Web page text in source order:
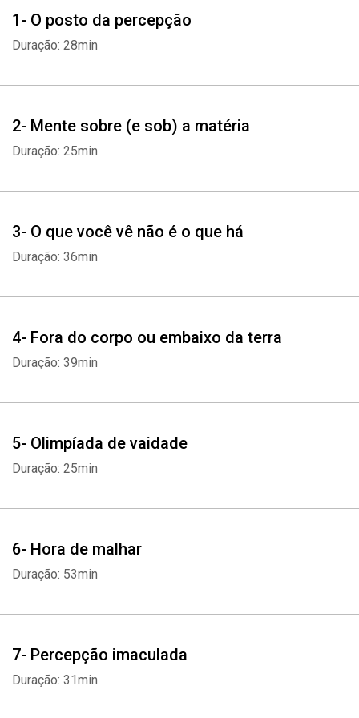
• Por que nossas percepções de tempo são distorcidas com tanta
• Quando ouvir nosso instinto.
afinar a Inteligência Perceptiva, podemos entender o que
realmente está acontecendo ao nosso redor, evitar ser
manipulado por nossa mente e tomar decisões mais assertivas no
1- O posto da percepção
Duração: 28min
2- Mente sobre (e sob) a matéria
Duração: 25min
3- O que você vê não é o que há
Duração: 36min
4- Fora do corpo ou embaixo da terra
Duração: 39min
5- Olimpíada de vaidade
Duração: 25min
6- Hora de malhar
Duração: 53min
7- Percepção imaculada
Duração: 31min